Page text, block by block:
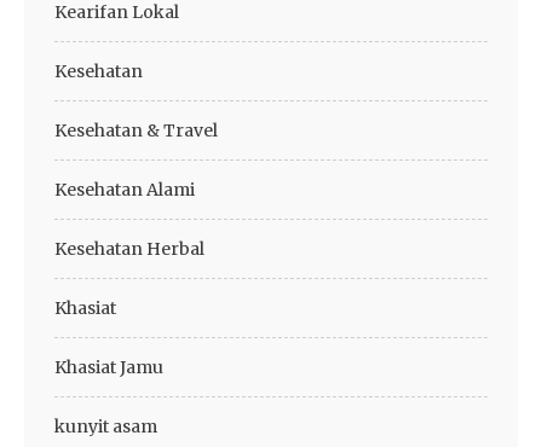
Kearifan Lokal
Kesehatan
Kesehatan & Travel
Kesehatan Alami
Kesehatan Herbal
Khasiat
Khasiat Jamu
kunyit asam